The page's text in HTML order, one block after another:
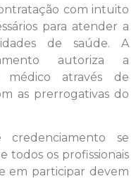
com intuito
para atender a
de saúde. A
autoriza a
médico através de
as prerrogativas do
se
todos os profissionais
em participar devem